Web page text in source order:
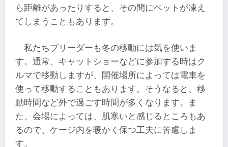
ら距離があったりすると、その間にペットが凍え
てしまうこともあります。
私たちブリーダーも冬の移動には気を使いま
す。通常、キャットショーなどに参加する時はク
ルマで移動しますが、開催場所によっては電車を
使って移動することもあります。そうなると、移
動時間など外で過ごす時間が多くなります。ま
た、会場によっては、肌寒いと感じるところもあ
るので、ケージ内を暖かく保つ工夫に苦慮しま
す。